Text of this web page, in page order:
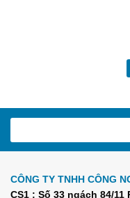
CÔNG TY TNHH CÔNG
CS1 : Số 33 ngách 84/11